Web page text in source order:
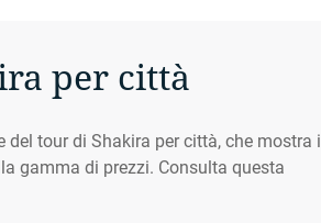
per città
tour di Shakira per città, che mostra i
gamma di prezzi. Consulta questa